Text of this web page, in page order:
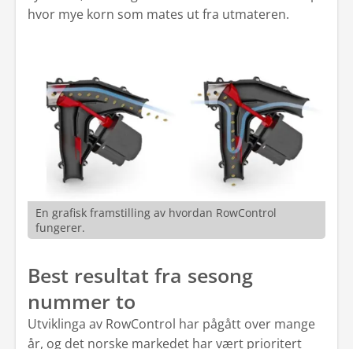
hvor mye korn som mates ut fra utmateren.
En grafisk framstilling av hvordan RowControl
fungerer.
Best resultat fra sesong
nummer to
Utviklinga av RowControl har pågått over mange
år, og det norske markedet har vært prioritert